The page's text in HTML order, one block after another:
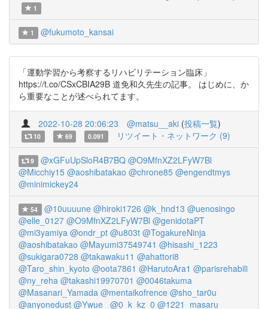
1
1 @fukumoto_kansai
「運動学習から考察するリハビリテーション臨床」
https://t.co/CSxCBIA29B 道免和久先生の記事。 はじめに、か
ら重要なことが述べられてます。
2022-10-28 20:06:23 @matsu__aki (投稿一覧)
10 69 0.091 リツイート・ネットワーク (9)
9 @xGFuUpSloR4B7BQ @O9MfnXZ2LFyW7Bl
@Micchiy15 @aoshibatakao @chrone85 @engendtmys
@minimickey24
54 @10uuuune @hiroki1726 @k_hnd13 @uenosingo
@elle_0127 @O9MfnXZ2LFyW7Bl @genidotaPT
@mi3yamiya @ondr_pt @u803t @TogakureNinja
@aoshibatakao @Mayumi37549741 @hisashi_1223
@sukigara0728 @takawaku11 @ahattori8
@Taro_shin_kyoto @oota7861 @HarutoAra1 @parisrehabili
@ny_reha @takashi19970701 @0046takuma
@Masanari_Yamada @mentaikofrence @sho_tar0u
@anyonedust @Ywue_ @0_k_kz_0 @1221_masaru